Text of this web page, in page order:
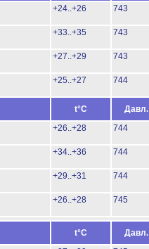
+24..+26 743
+33..+35 743
+27..+29 743
+25..+27 744
t°C Давл.
+26..+28 744
+34..+36 744
+29..+31 744
+26..+28 745
t°C Давл.